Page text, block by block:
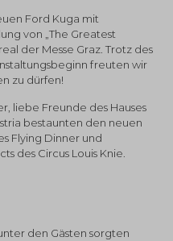
Ford Kuga mit
von „The Greatest
der Messe Graz. Trotz des
freuten wir
zu dürfen!
liebe Freunde des Hauses
bestaunten den neuen
Flying Dinner und
des Circus Louis Knie.
den Gästen sorgten